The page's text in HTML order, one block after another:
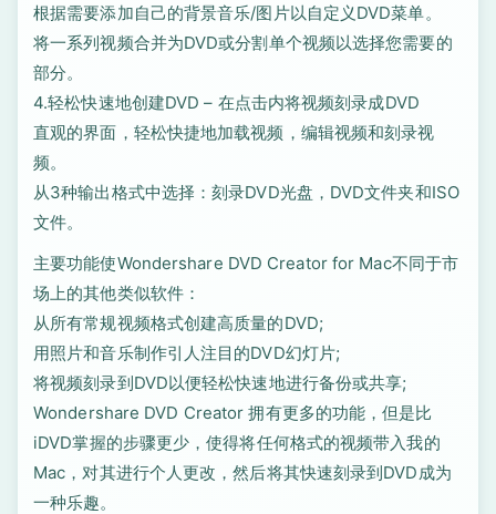
根据需要添加自己的背景音乐/图片以自定义DVD菜单。
将一系列视频合并为DVD或分割单个视频以选择您需要的
部分。
4.轻松快速地创建DVD – 在点击内将视频刻录成DVD
直观的界面，轻松快捷地加载视频，编辑视频和刻录视
频。
从3种输出格式中选择：刻录DVD光盘，DVD文件夹和ISO
文件。
主要功能使Wondershare DVD Creator for Mac不同于市
场上的其他类似软件：
从所有常规视频格式创建高质量的DVD;
用照片和音乐制作引人注目的DVD幻灯片;
将视频刻录到DVD以便轻松快速地进行备份或共享;
Wondershare DVD Creator 拥有更多的功能，但是比
iDVD掌握的步骤更少，使得将任何格式的视频带入我的
Mac，对其进行个人更改，然后将其快速刻录到DVD成为
一种乐趣。